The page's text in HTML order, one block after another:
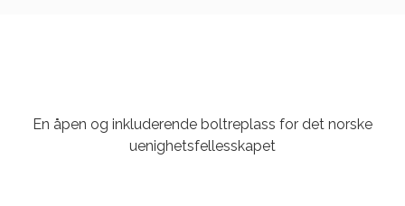
En åpen og inkluderende boltreplass for det norske
uenighetsfellesskapet